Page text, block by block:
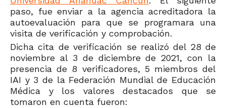
paso, fue enviar a la agencia acreditadora la
autoevaluación para que se programara una
visita de verificación y comprobación.
Dicha cita de verificación se realizó del 28 de
noviembre al 3 de diciembre de 2021, con la
presencia de 8 verificadores, 5 miembros del
IAI y 3 de la Federación Mundial de Educación
Médica y los valores destacados que se
tomaron en cuenta fueron: